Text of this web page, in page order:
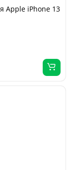
Apple iPhone 13